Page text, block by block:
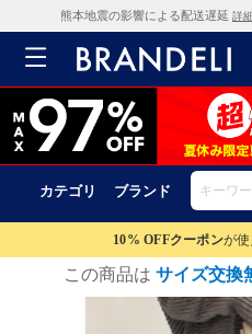
熊本地震の影響による配送遅延 詳
カテゴリ ブランド
10% OFFクーポンが
この商品は サイズ交換